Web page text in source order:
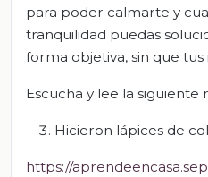
para poder calmarte y
tranquilidad puedas
forma objetiva, sin que
Escucha y lee la siguiente
Hicieron lápices de
https://